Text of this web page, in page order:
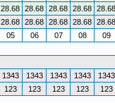
28.68 28.68 28.68 28.68 28.68
28.68 28.68 28.68 28.68 28.68
05 06 07 08 09
1343 1343 1343 1343 1343
123 123 123 123 123